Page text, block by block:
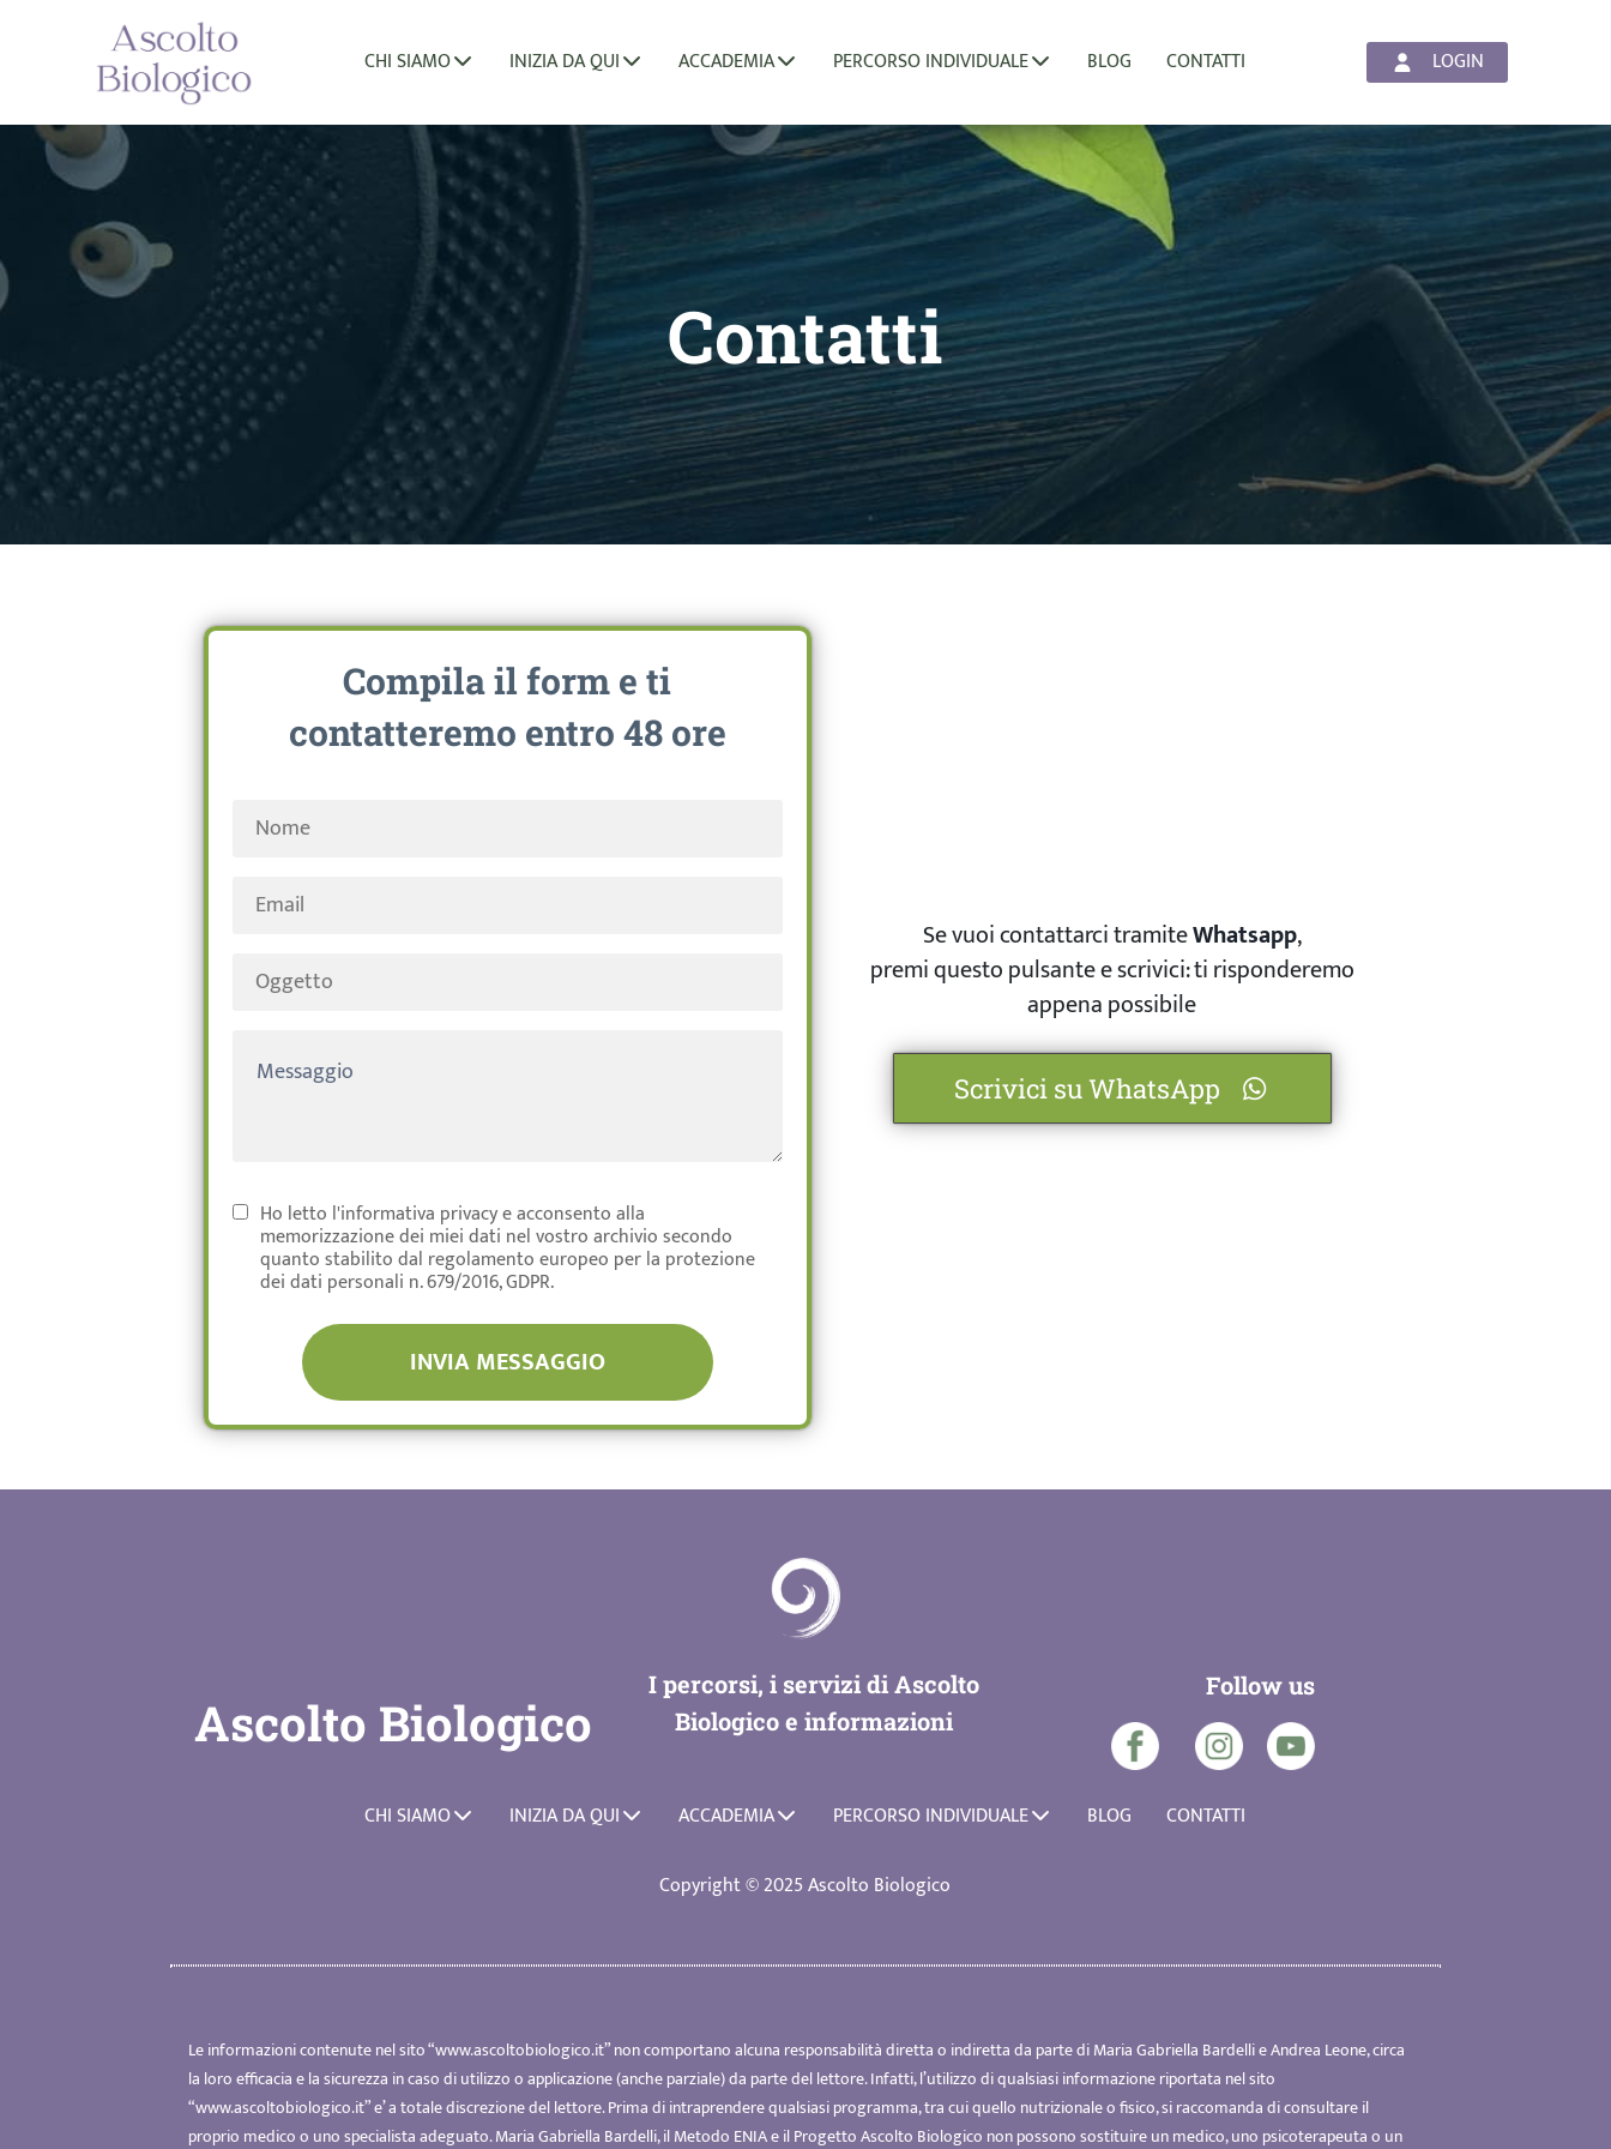
CHI SIAMO INIZIA DA QUI ACCADEMIA PERCORSO INDIVIDUALE BLOG CONTATTI LOGIN
Contatti
Compila il form e ti
contatteremo entro 48 ore
Ho letto l'informativa privacy e acconsento alla
memorizzazione dei miei dati nel vostro archivio secondo
quanto stabilito dal regolamento europeo per la protezione
dei dati personali n. 679/2016, GDPR.
INVIA MESSAGGIO
Se vuoi contattarci tramiteWhatsapp,
premi questo pulsante e scrivici: ti risponderemo
appena possibile
Scrivici su WhatsApp
Ascolto Biologico
I percorsi, i servizi di Ascolto
Biologico e informazioni
Follow us
CHI SIAMO INIZIA DA QUI ACCADEMIA PERCORSO INDIVIDUALE BLOG CONTATTI
Copyright © 2025 Ascolto Biologico
Le informazioni contenute nel sito “www.ascoltobiologico.it” non comportano alcuna responsabilità diretta o indiretta da parte di Maria Gabriella Bardelli e Andrea Leone, circa
la loro efficacia e la sicurezza in caso di utilizzo o applicazione (anche parziale) da parte del lettore. Infatti, l’utilizzo di qualsiasi informazione riportata nel sito
“www.ascoltobiologico.it” e’ a totale discrezione del lettore. Prima di intraprendere qualsiasi programma, tra cui quello nutrizionale o fisico, si raccomanda di consultare il
proprio medico o uno specialista adeguato. Maria Gabriella Bardelli, il Metodo ENIA e il Progetto Ascolto Biologico non possono sostituire un medico, uno psicoterapeuta o un